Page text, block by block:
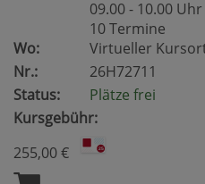
09.00 - 10.00 Uhr
10 Termine
Wo:
Virtueller
Nr.:
26H72711
Status:
Plätze frei
Kursgebühr:
255,00 €